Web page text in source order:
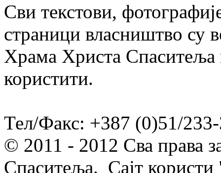
Сви текстови,
страници власништво су
Храма Христа Спаситеља
користити.
Тел/Факс: +387 (0)51/
© 2011 - 2012 Сва права
Спаситеља. Сајт